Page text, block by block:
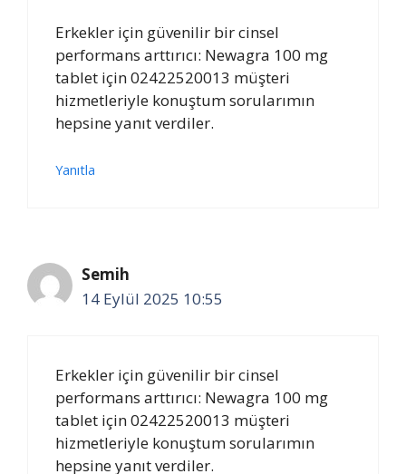
Erkekler için güvenilir bir cinsel
performans arttırıcı: Newagra 100 mg
tablet için 02422520013 müşteri
hizmetleriyle konuştum sorularımın
hepsine yanıt verdiler.
Yanıtla
Semih
14 Eylül 2025 10:55
Erkekler için güvenilir bir cinsel
performans arttırıcı: Newagra 100 mg
tablet için 02422520013 müşteri
hizmetleriyle konuştum sorularımın
hepsine yanıt verdiler.